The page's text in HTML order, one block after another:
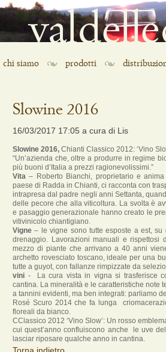
Salta
la
chi siamo prodotti
Slowine 2016
16/03/2017 17:05 a cura di Lis
Slowine 2016, Chianti Classico 2012: ‘Vino
“Un’azienda che, oltre a produrre in regime
più buoni d’Italia a prezzi ragionevolissimi.”
Vita– Roberto Bianchi, proprietario e
paese di Radda in Chianti, ci racconta con
intrapresa dal padre negli anni Settanta,
delle pecore che alla viticoltura. La svolta è
e pasaggio generazionale hanno creato le
vitivinicolo chiantigiano.
Vigne– le vigne sono tutte esposte a est,
drenaggio. Lavorazioni manuali e rispettosi
mezzo di piante che arrivano a 40 anni
archetto rovesciato toscano, ideale per una
tutte a guyot, con fallanze rimpizzate da
vini - La cura vista in vigna si trasferisce
cantina. La mineralità e le caratteristiche note
a tannini evidenti, ma ben integrati: parliamo
Rosé Scuro 2014 che fa lunga
floreali da bianco.
CClassico 2012 ‘Vino Slow’: Un rosso
cui quest’anno confluiscono anche le uve
lasciar riposare qualche anno in cantina.
Torna indietro